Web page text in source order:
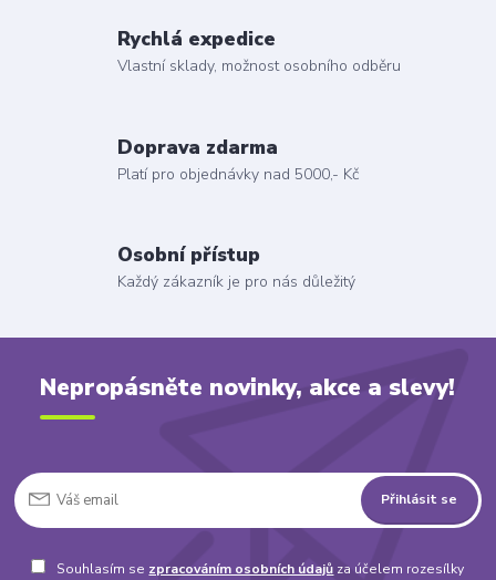
Rychlá expedice
Vlastní sklady, možnost osobního odběru
Doprava zdarma
Platí pro objednávky nad 5000,- Kč
Osobní přístup
Každý zákazník je pro nás důležitý
Nepropásněte novinky, akce a slevy!
Přihlásit se
Souhlasím se zpracováním osobních údajů za účelem rozesílky